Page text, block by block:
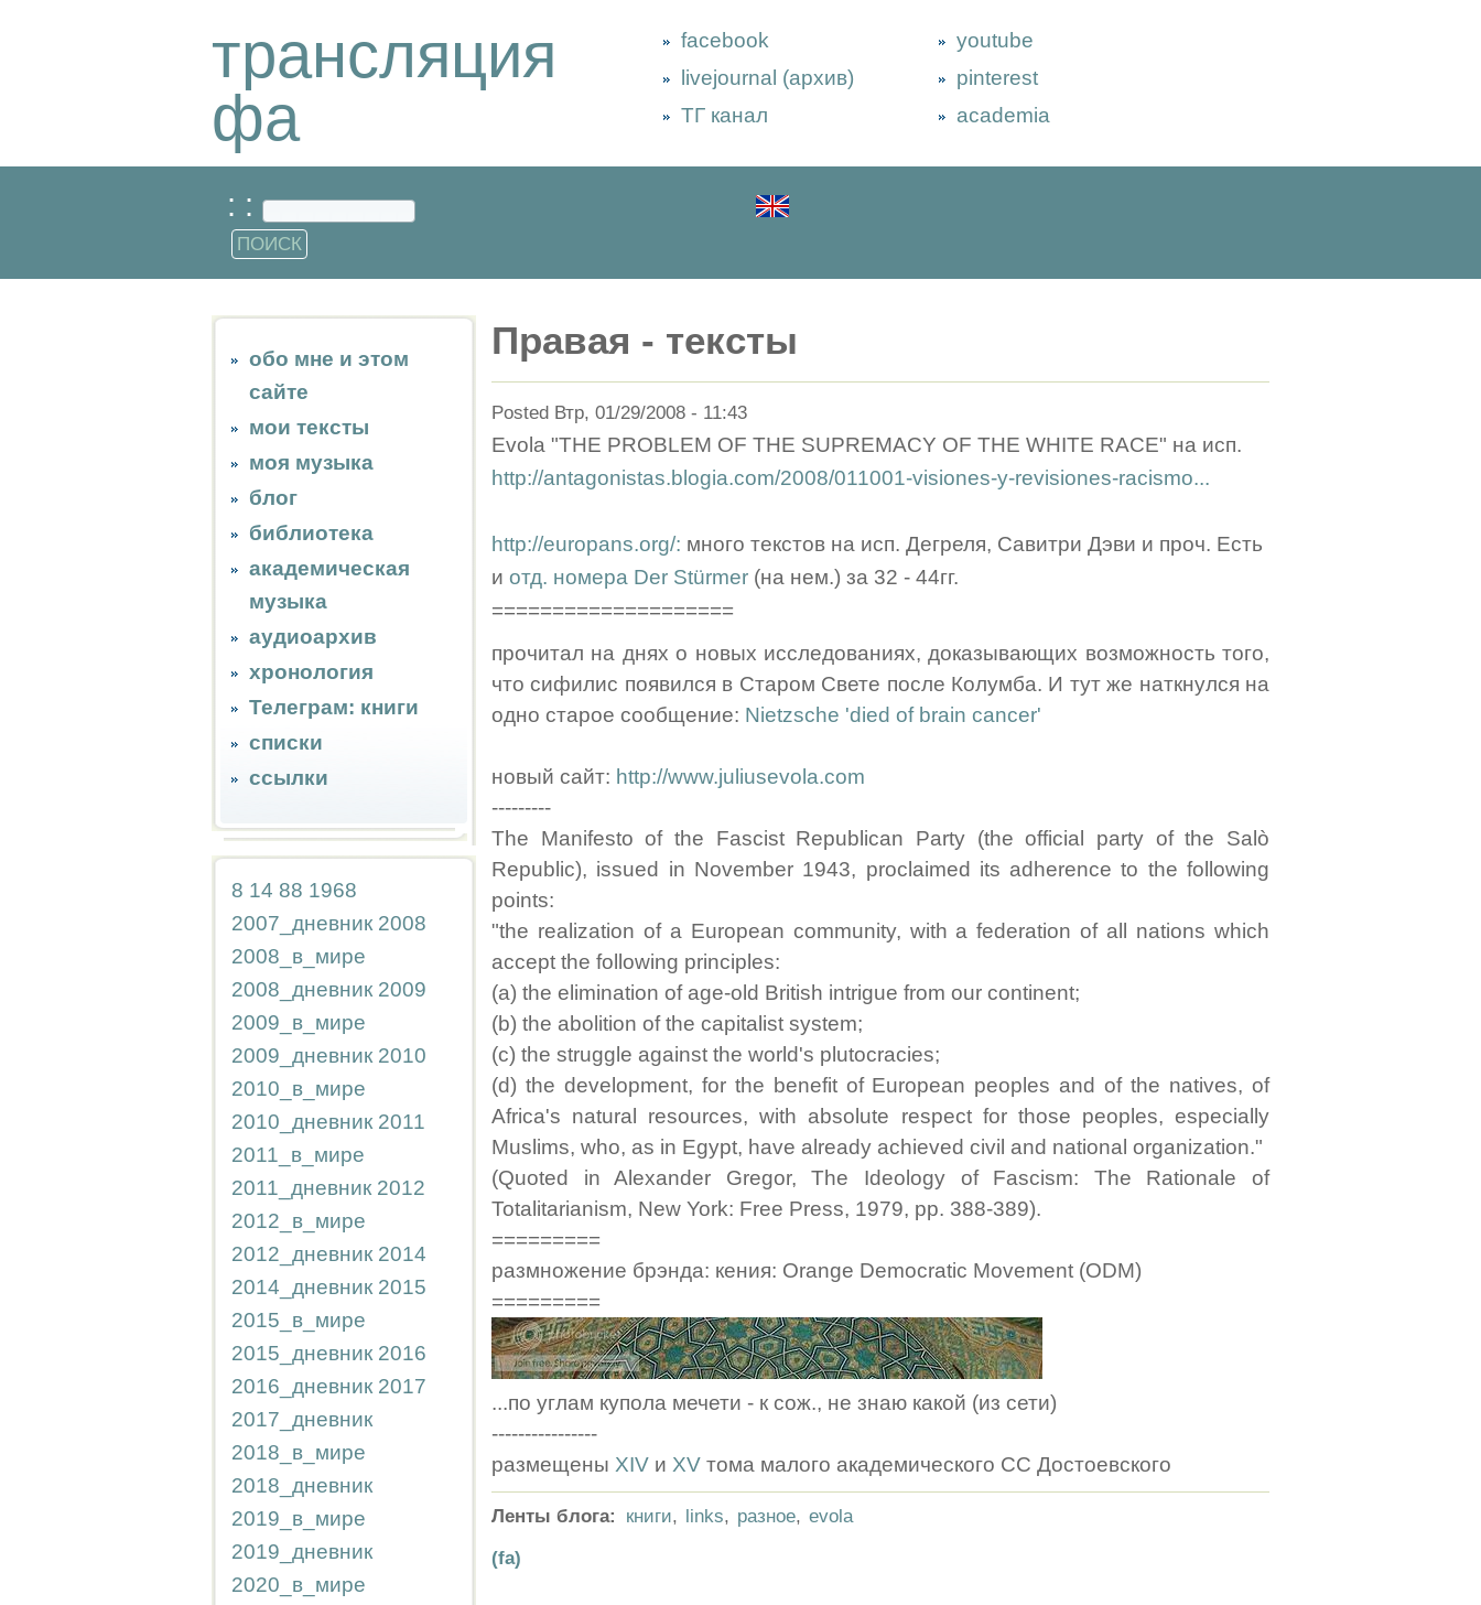
трансляция
фа
facebook
livejournal (архив)
ТГ канал
youtube
pinterest
academia
: :
обо мне и этом
сайте
мои тексты
моя музыка
блог
библиотека
академическая
музыка
аудиоархив
хронология
Телеграм: книги
списки
ссылки
8 14 88 1968
2007_дневник 2008
2008_в_мире
2008_дневник 2009
2009_в_мире
2009_дневник 2010
2010_в_мире
2010_дневник 2011
2011_в_мире
2011_дневник 2012
2012_в_мире
2012_дневник 2014
2014_дневник 2015
2015_в_мире
2015_дневник 2016
2016_дневник 2017
2017_дневник
2018_в_мире
2018_дневник
2019_в_мире
2019_дневник
2020_в_мире
Правая - тексты
Posted Втр, 01/29/2008 - 11:43
Evola "THE PROBLEM OF THE SUPREMACY OF THE WHITE RACE" на исп.
http://antagonistas.blogia.com/2008/011001-visiones-y-revisiones-racismo...
http://europans.org/: много текстов на исп. Дегреля, Савитри Дэви и проч. Есть
и отд. номера Der Stürmer (на нем.) за 32 - 44гг.
====================
прочитал на днях о новых исследованиях, доказывающих возможность того,
что сифилис появился в Старом Свете после Колумба. И тут же наткнулся на
одно старое сообщение: Nietzsche 'died of brain cancer'
новый сайт: http://www.juliusevola.com
---------
The Manifesto of the Fascist Republican Party (the official party of the Salò
Republic), issued in November 1943, proclaimed its adherence to the following
points:
"the realization of a European community, with a federation of all nations which
accept the following principles:
(a) the elimination of age-old British intrigue from our continent;
(b) the abolition of the capitalist system;
(c) the struggle against the world's plutocracies;
(d) the development, for the benefit of European peoples and of the natives, of
Africa's natural resources, with absolute respect for those peoples, especially
Muslims, who, as in Egypt, have already achieved civil and national organization."
(Quoted in Alexander Gregor, The Ideology of Fascism: The Rationale of
Totalitarianism, New York: Free Press, 1979, pp. 388-389).
=========
размножение брэнда: кения: Orange Democratic Movement (ODM)
=========
...по углам купола мечети - к сож., не знаю какой (из сети)
----------------
размещены XIV и XV тома малого академического CC Достоевского
Ленты блога: книги, links, разное, evola
(fa)